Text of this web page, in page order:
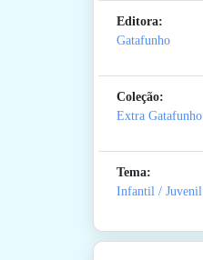
Editora:
Gatafunho
Coleção:
Extra Gatafunho
Tema:
Infantil / Juvenil